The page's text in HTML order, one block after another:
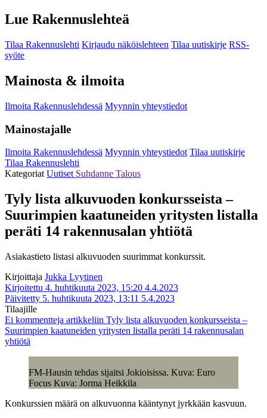
Lue Rakennuslehteä
Tilaa Rakennuslehti Kirjaudu näköislehteen Tilaa uutiskirje RSS-
syöte
Mainosta & ilmoita
Ilmoita Rakennuslehdessä Myynnin yhteystiedot
Mainostajalle
Ilmoita Rakennuslehdessä Myynnin yhteystiedot Tilaa uutiskirje
Tilaa Rakennuslehti
KategoriatUutiset Suhdanne Talous
Tyly lista alkuvuoden konkursseista –
Suurimpien kaatuneiden yritysten listalla
peräti 14 rakennusalan yhtiötä
Asiakastieto listasi alkuvuoden suurimmat konkurssit.
Kirjoittaja Jukka Lyytinen
Kirjoitettu 4. huhtikuuta 2023, 15:20 4.4.2023
Päivitetty 5. huhtikuuta 2023, 13:11 5.4.2023
Tilaajille
Ei kommentteja artikkeliin Tyly lista alkuvuoden konkursseista –
Suurimpien kaatuneiden yritysten listalla peräti 14 rakennusalan
yhtiötä
FM-Hausin tehdas sijaitsi Jokioisissa. Kuva: Euro
Focus Kuva: Jorma Heikkila
Konkurssien määrä on alkuvuonna kääntynyt jyrkkään kasvuun.